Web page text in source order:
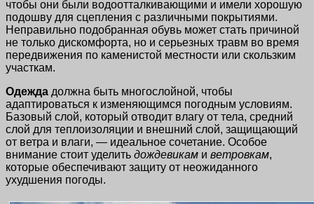
чтобы они были водоотталкивающими и имели хорошую
подошву для сцепления с различными покрытиями.
Неправильно подобранная обувь может стать причиной
не только дискомфорта, но и серьезных травм во время
передвижения по каменистой местности или скользким
участкам.
Одежда должна быть многослойной, чтобы
адаптироваться к изменяющимся погодным условиям.
Базовый слой, который отводит влагу от тела, средний
слой для теплоизоляции и внешний слой, защищающий
от ветра и влаги, — идеальное сочетание. Особое
внимание стоит уделить дождевикам и ветровкам,
которые обеспечивают защиту от неожиданного
ухудшения погоды.